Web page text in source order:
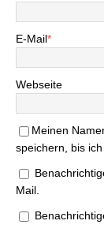
E-Mail*
Webseite
Meinen
speichern, bis
Mail.